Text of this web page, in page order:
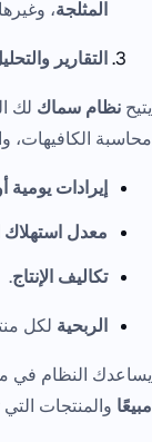
المثلجة،
التقارير
يتيح نظام سماك لك
محاسبة الكافيهات،
إيرادات يومية
معدل
تكاليف الإنتاج.
الربحية لكل
يساعدك النظام في
مبيعًا والمنتجات